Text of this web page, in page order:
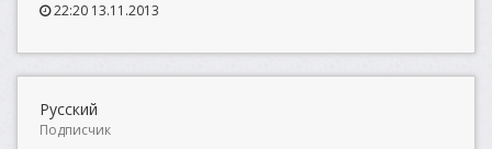
22:20 13.11.2013
Русский
Подписчик